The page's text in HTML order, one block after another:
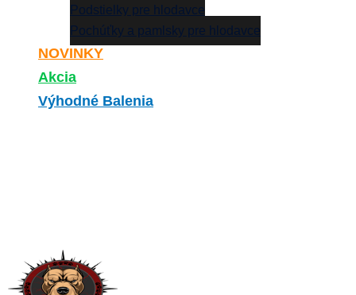
Podstielky pre hlodavce
Pochúťky a pamlsky pre hlodavce
NOVINKY
Akcia
Výhodné Balenia